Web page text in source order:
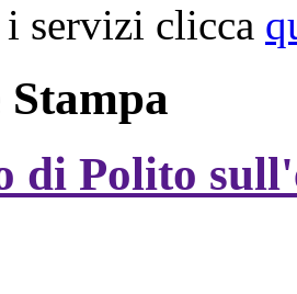
i servizi clicca
Stampa
di Polito